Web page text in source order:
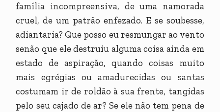
família incompreensiva, de uma namorada
cruel, de um patrão enfezado. E se soubesse,
adiantaria? Que posso eu resmungar ao vento
senão que ele destruiu alguma coisa ainda em
estado de aspiração, quando coisas muito
mais egrégias ou amadurecidas ou santas
costumam ir de roldão à sua frente, tangidas
pelo seu cajado de ar? Se ele não tem pena de